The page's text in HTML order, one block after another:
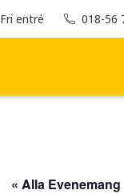
Fri entré 018-56
« Alla Evenemang